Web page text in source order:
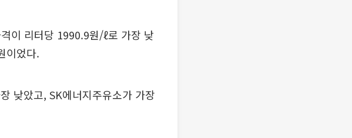
이 리터당 1990.9원/ℓ로 가장 낮
이었다.
낮았고, SK에너지주유소가 가장